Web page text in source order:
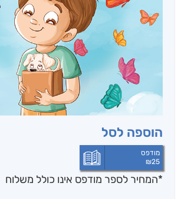
הוספה לסל
מודפס
₪25
*המחיר לספר מודפס אינו כולל משלוח